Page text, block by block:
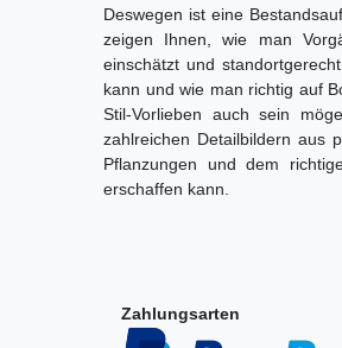
Deswegen ist eine
zeigen Ihnen, wie man
einschätzt und
kann und wie man richtig auf
Stil-Vorlieben auch sein
zahlreichen Detailbildern aus
Pflanzungen und dem
erschaffen kann.
Zahlungsarten